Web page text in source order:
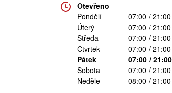
Otevřeno
Pondělí
07:00 / 21:00
Úterý
07:00 / 21:00
Středa
07:00 / 21:00
Čtvrtek
07:00 / 21:00
Pátek
07:00 / 21:00
Sobota
07:00 / 21:00
Neděle
08:00 / 21:00